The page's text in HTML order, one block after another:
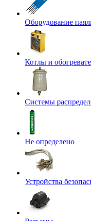
Оборудование
Котлы и
Системы
Не определено
Устройства